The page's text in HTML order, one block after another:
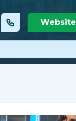
Website